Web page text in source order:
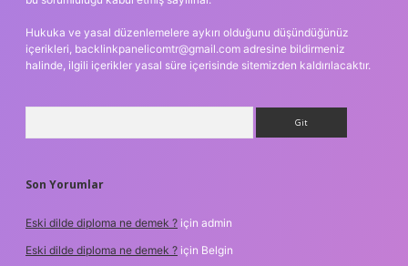
Hukuka ve yasal düzenlemelere aykırı olduğunu düşündüğünüz
içerikleri, backlinkpanelicomtr@gmail.com adresine bildirmeniz
halinde, ilgili içerikler yasal süre içerisinde sitemizden kaldırılacaktır.
Son Yorumlar
Eski dilde diploma ne demek ? için admin
Eski dilde diploma ne demek ? için Belgin